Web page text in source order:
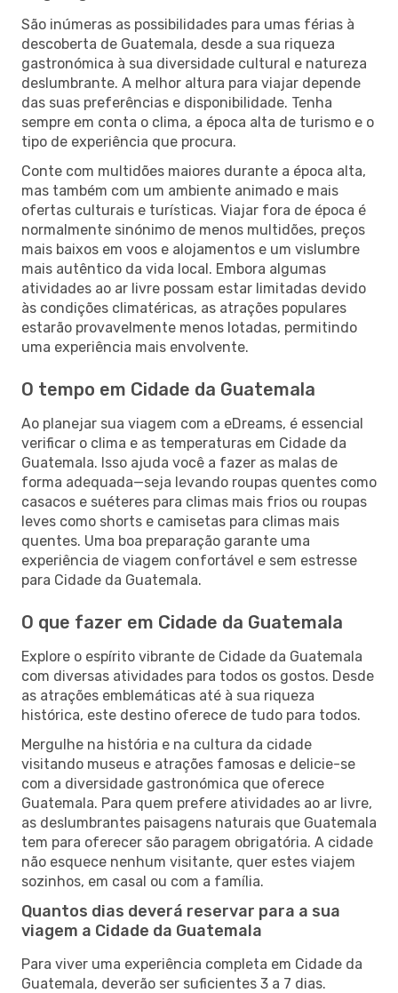
São inúmeras as possibilidades para umas férias à
descoberta de Guatemala, desde a sua riqueza
gastronómica à sua diversidade cultural e natureza
deslumbrante. A melhor altura para viajar depende
das suas preferências e disponibilidade. Tenha
sempre em conta o clima, a época alta de turismo e o
tipo de experiência que procura.
Conte com multidões maiores durante a época alta,
mas também com um ambiente animado e mais
ofertas culturais e turísticas. Viajar fora de época é
normalmente sinónimo de menos multidões, preços
mais baixos em voos e alojamentos e um vislumbre
mais autêntico da vida local. Embora algumas
atividades ao ar livre possam estar limitadas devido
às condições climatéricas, as atrações populares
estarão provavelmente menos lotadas, permitindo
uma experiência mais envolvente.
O tempo em Cidade da Guatemala
Ao planejar sua viagem com a eDreams, é essencial
verificar o clima e as temperaturas em Cidade da
Guatemala. Isso ajuda você a fazer as malas de
forma adequada—seja levando roupas quentes como
casacos e suéteres para climas mais frios ou roupas
leves como shorts e camisetas para climas mais
quentes. Uma boa preparação garante uma
experiência de viagem confortável e sem estresse
para Cidade da Guatemala.
O que fazer em Cidade da Guatemala
Explore o espírito vibrante de Cidade da Guatemala
com diversas atividades para todos os gostos. Desde
as atrações emblemáticas até à sua riqueza
histórica, este destino oferece de tudo para todos.
Mergulhe na história e na cultura da cidade
visitando museus e atrações famosas e delicie-se
com a diversidade gastronómica que oferece
Guatemala. Para quem prefere atividades ao ar livre,
as deslumbrantes paisagens naturais que Guatemala
tem para oferecer são paragem obrigatória. A cidade
não esquece nenhum visitante, quer estes viajem
sozinhos, em casal ou com a família.
Quantos dias deverá reservar para a sua
viagem a Cidade da Guatemala
Para viver uma experiência completa em Cidade da
Guatemala, deverão ser suficientes 3 a 7 dias.